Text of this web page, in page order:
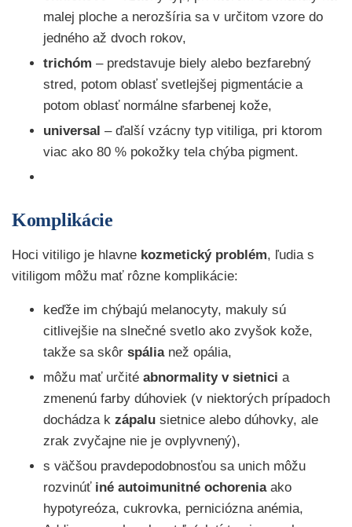
malej ploche a nerozšíria sa v určitom vzore do
jedného až dvoch rokov,
trichóm – predstavuje biely alebo bezfarebný
stred, potom oblasť svetlejšej pigmentácie a
potom oblasť normálne sfarbenej kože,
universal – ďalší vzácny typ vitiliga, pri ktorom
viac ako 80 % pokožky tela chýba pigment.
Komplikácie
Hoci vitiligo je hlavne kozmetický problém, ľudia s
vitiligom môžu mať rôzne komplikácie:
keďže im chýbajú melanocyty, makuly sú
citlivejšie na slnečné svetlo ako zvyšok kože,
takže sa skôr spálianež opália,
môžu mať určité abnormality v sietnici a
zmenenú farby dúhoviek (v niektorých prípadoch
dochádza k zápalu sietnice alebo dúhovky, ale
zrak zvyčajne nie je ovplyvnený),
s väčšou pravdepodobnosťou sa unich môžu
rozvinúť iné autoimunitné ochoreniaako
hypotyreóza, cukrovka, perniciózna anémia,